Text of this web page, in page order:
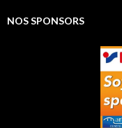
NOS SPONSORS